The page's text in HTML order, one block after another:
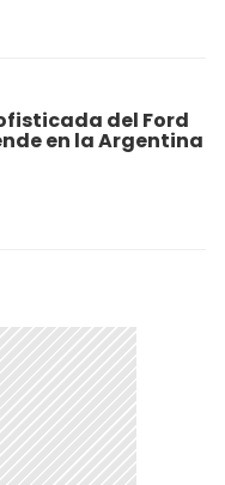
del Ford
en la Argentina